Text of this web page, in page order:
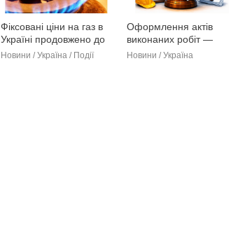
Фіксовані ціни на газ в
Україні продовжено до
2026 року
Новини / Україна / Події
Оформлення актів
виконаних робіт —
більше не обов’язок
Новини / Україна